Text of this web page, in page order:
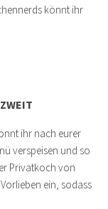
könnt ihr
ihr nach eurer
verspeisen und so
Privatkoch von
ein, sodass